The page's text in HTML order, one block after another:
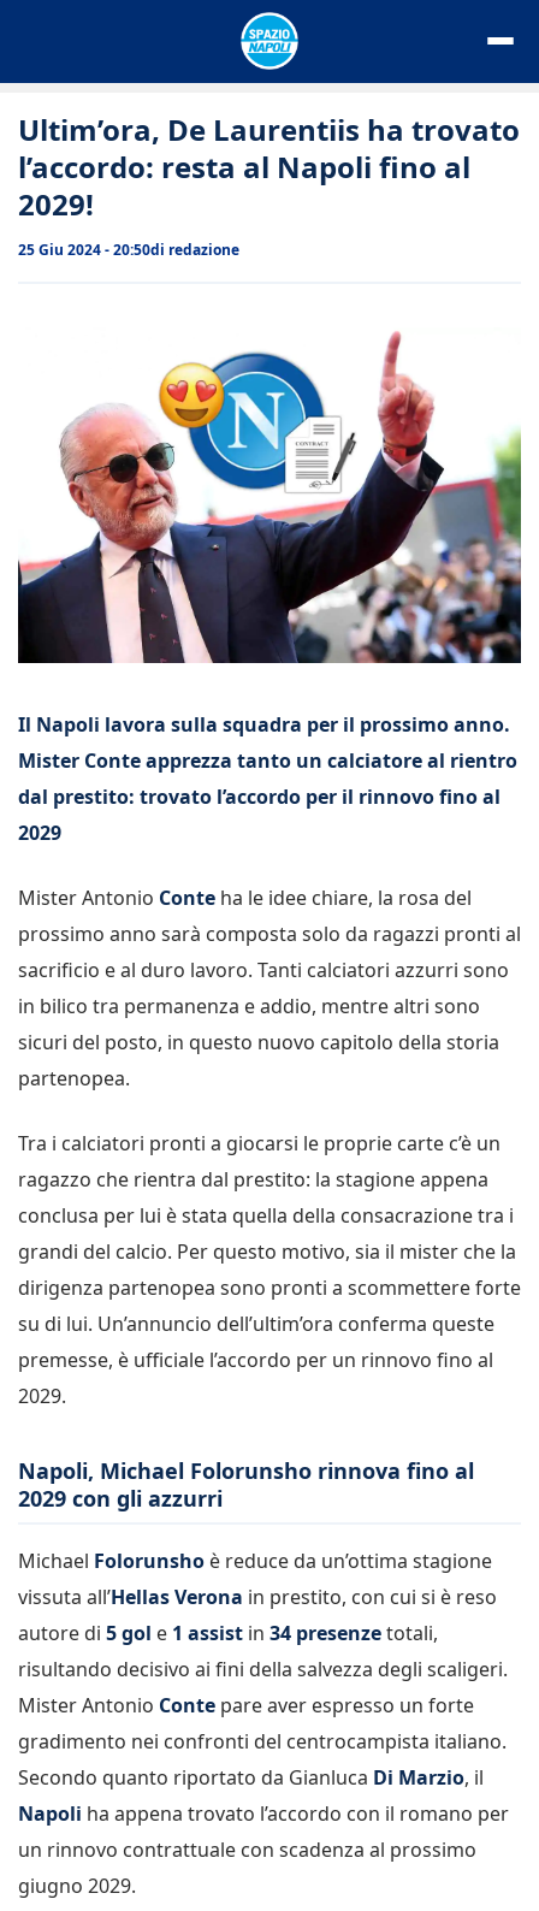
Ultim’ora, De Laurentiis ha trovato
l’accordo: resta al Napoli fino al
2029!
25 Giu 2024 - 20:50di redazione
Il Napoli lavora sulla squadra per il prossimo anno.
Mister Conte apprezza tanto un calciatore al rientro
dal prestito: trovato l’accordo per il rinnovo fino al
2029
Mister Antonio Conte ha le idee chiare, la rosa del
prossimo anno sarà composta solo da ragazzi pronti al
sacrificio e al duro lavoro. Tanti calciatori azzurri sono
in bilico tra permanenza e addio, mentre altri sono
sicuri del posto, in questo nuovo capitolo della storia
partenopea.
Tra i calciatori pronti a giocarsi le proprie carte c’è un
ragazzo che rientra dal prestito: la stagione appena
conclusa per lui è stata quella della consacrazione tra i
grandi del calcio. Per questo motivo, sia il mister che la
dirigenza partenopea sono pronti a scommettere forte
su di lui. Un’annuncio dell’ultim’ora conferma queste
premesse, è ufficiale l’accordo per un rinnovo fino al
2029.
Napoli, Michael Folorunsho rinnova fino al
2029 con gli azzurri
Michael Folorunsho è reduce da un’ottima stagione
vissuta all’Hellas Verona in prestito, con cui si è reso
autore di 5 gol e 1 assist in 34 presenzetotali,
risultando decisivo ai fini della salvezza degli scaligeri.
Mister Antonio Conte pare aver espresso un forte
gradimento nei confronti del centrocampista italiano.
Secondo quanto riportato da Gianluca Di Marzio, il
Napoli ha appena trovato l’accordo con il romano per
un rinnovo contrattuale con scadenza al prossimo
giugno 2029.